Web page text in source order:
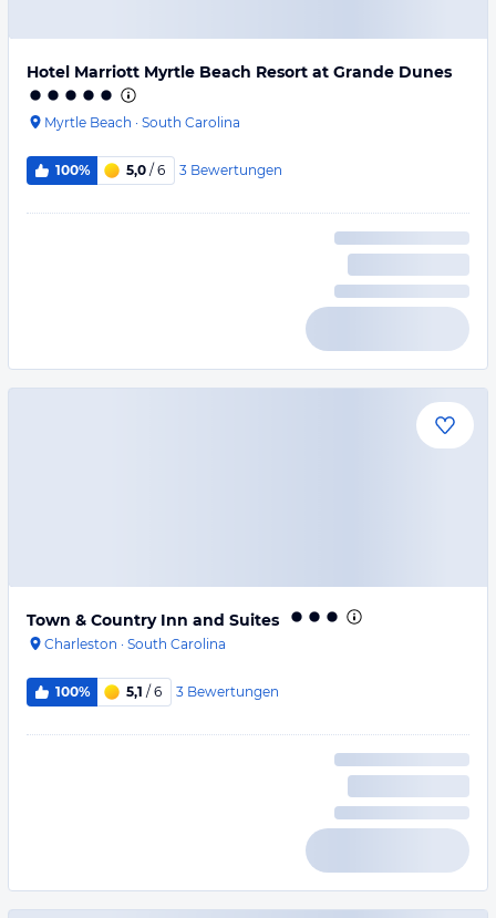
Hotel Marriott Myrtle Beach Resort at Grande Dunes
Myrtle Beach · South Carolina
100% 5,0 / 6 3 Bewertungen
Town & Country Inn and Suites
Charleston · South Carolina
100% 5,1 / 6 3 Bewertungen